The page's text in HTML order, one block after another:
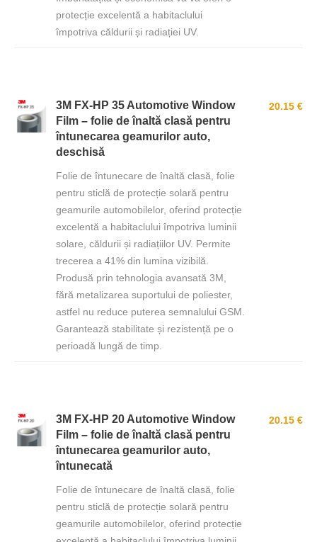
protecție excelentă a habitaclului
împotriva căldurii și radiației UV.
3M FX-HP 35 Automotive Window
Film – folie de înaltă clasă pentru
întunecarea geamurilor auto,
deschisă
Folie de întunecare de înaltă clasă, folie
pentru sticlă de protecție solară pentru
geamurile automobilelor, oferind protecție
excelentă a habitaclului împotriva luminii
solare, căldurii și radiațiilor UV. Permite
trecerea a 41% din lumina vizibilă.
Produsă prin tehnologia avansată 3M,
fără metalizarea suportului de poliester,
astfel nu reduce puterea semnalului GSM.
Garantează stabilitate și rezistență pe o
perioadă lungă de timp.
20.15 €
3M FX-HP 20 Automotive Window
Film – folie de înaltă clasă pentru
întunecarea geamurilor auto,
întunecată
Folie de întunecare de înaltă clasă, folie
pentru sticlă de protecție solară pentru
geamurile automobilelor, oferind protecție
20.15 €